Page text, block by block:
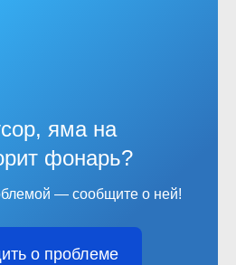
яма на
фонарь?
— сообщите о ней!
о проблеме